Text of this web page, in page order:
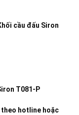
cầu đấu Siron
T081-P
theo hotline hoặc